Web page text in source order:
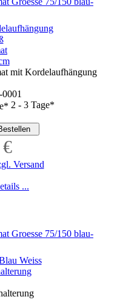
mit Kordelaufhängung
2 - 3 Tage*
Versand
...
Weiss